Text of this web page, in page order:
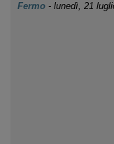
Fermo - lunedì, 21